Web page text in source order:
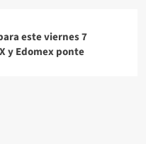
este viernes 7
y Edomex ponte